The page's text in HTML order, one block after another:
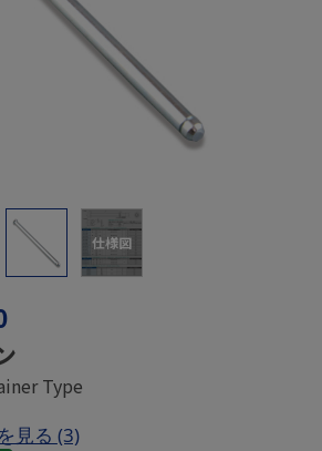
仕様図
Type
見る (3)